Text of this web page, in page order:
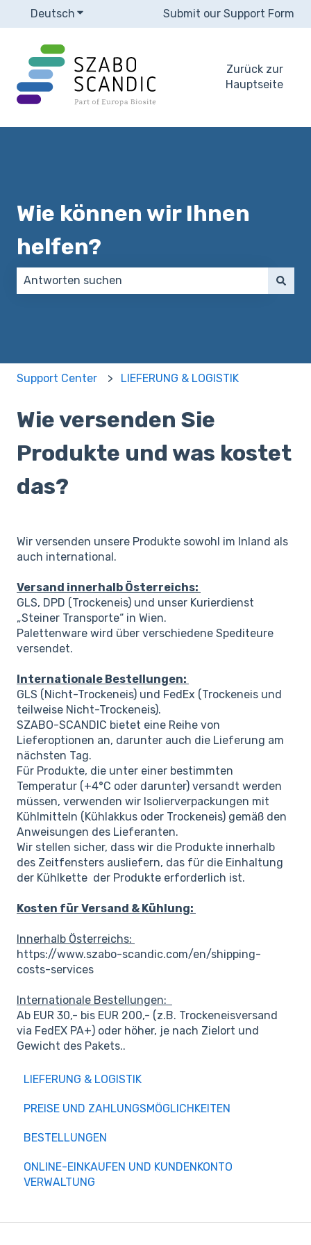
Deutsch Untermenü für Übersetzungen anzeigen
Submit our Support Form
Zurück zur
Hauptseite
Wie können wir Ihnen
helfen?
Support Center LIEFERUNG & LOGISTIK
Wie versenden Sie
Produkte und was kostet
das?
Wir versenden unsere Produkte sowohl im Inland als
auch international.
Versand innerhalb Österreichs:
GLS, DPD (Trockeneis) und unser Kurierdienst
„Steiner Transporte“ in Wien.
Palettenware wird über verschiedene Spediteure
versendet.
Internationale Bestellungen:
GLS (Nicht-Trockeneis) und FedEx (Trockeneis und
teilweise Nicht-Trockeneis).
SZABO-SCANDIC bietet eine Reihe von
Lieferoptionen an, darunter auch die Lieferung am
nächsten Tag.
Für Produkte, die unter einer bestimmten
Temperatur (+4°C oder darunter) versandt werden
müssen, verwenden wir Isolierverpackungen mit
Kühlmitteln (Kühlakkus oder Trockeneis) gemäß den
Anweisungen des Lieferanten.
Wir stellen sicher, dass wir die Produkte innerhalb
des Zeitfensters ausliefern, das für die Einhaltung
der Kühlkette der Produkte erforderlich ist.
Kosten für Versand & Kühlung:
Innerhalb Österreichs:
https://www.szabo-scandic.com/en/shipping-
costs-services
Internationale Bestellungen:
Ab EUR 30,- bis EUR 200,- (z.B. Trockeneisversand
via FedEX PA+) oder höher, je nach Zielort und
Gewicht des Pakets..
LIEFERUNG & LOGISTIK
PREISE UND ZAHLUNGSMÖGLICHKEITEN
BESTELLUNGEN
ONLINE-EINKAUFEN UND KUNDENKONTO
VERWALTUNG